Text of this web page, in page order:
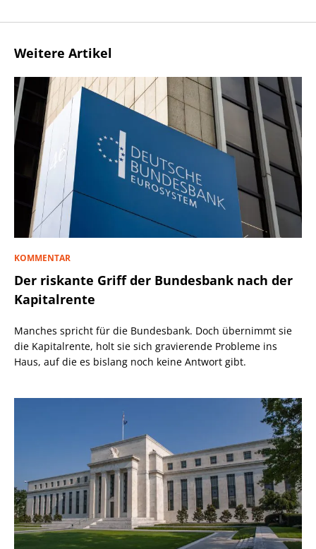
Weitere Artikel
KOMMENTAR
Der riskante Griff der Bundesbank nach der
Kapitalrente
Manches spricht für die Bundesbank. Doch übernimmt sie
die Kapitalrente, holt sie sich gravierende Probleme ins
Haus, auf die es bislang noch keine Antwort gibt.